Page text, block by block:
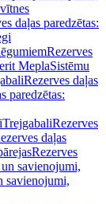
daļas paredzētas:
Rezerves
MeplaSistēmu
Rezerves daļas
paredzētas:
TrejgabaliRezerves
daļas
Rezerves
un savienojumi,
savienojumi,